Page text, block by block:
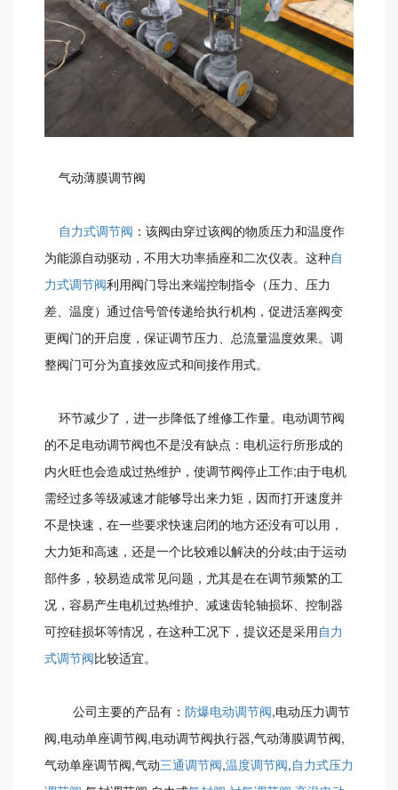
气动薄膜调节阀
自力式调节阀 ：该阀由穿过该阀的物质压力和温度作
为能源自动驱动，不用大功率插座和二次仪表。这种自
力式调节阀利用阀门导出来端控制指令（压力、压力
差、温度）通过信号管传递给执行机构，促进活塞阀变
更阀门的开启度，保证调节压力、总流量温度效果。调
整阀门可分为直接效应式和间接作用式。
环节减少了，进一步降低了维修工作量。电动调节阀
的不足电动调节阀也不是没有缺点：电机运行所形成的
内火旺也会造成过热维护，使调节阀停止工作;由于电机
需经过多等级减速才能够导出来力矩，因而打开速度并
不是快速，在一些要求快速启闭的地方还没有可以用，
大力矩和高速，还是一个比较难以解决的分歧;由于运动
部件多，较易造成常见问题，尤其是在在调节频繁的工
况，容易产生电机过热维护、减速齿轮轴损坏、控制器
可控硅损坏等情况，在这种工况下，提议还是采用自力
式调节阀比较适宜。
公司主要的产品有： 防爆电动调节阀,电动压力调节
阀,电动单座调节阀,电动调节阀执行器,气动薄膜调节阀,
气动单座调节阀,气动三通调节阀,温度调节阀,自力式压力